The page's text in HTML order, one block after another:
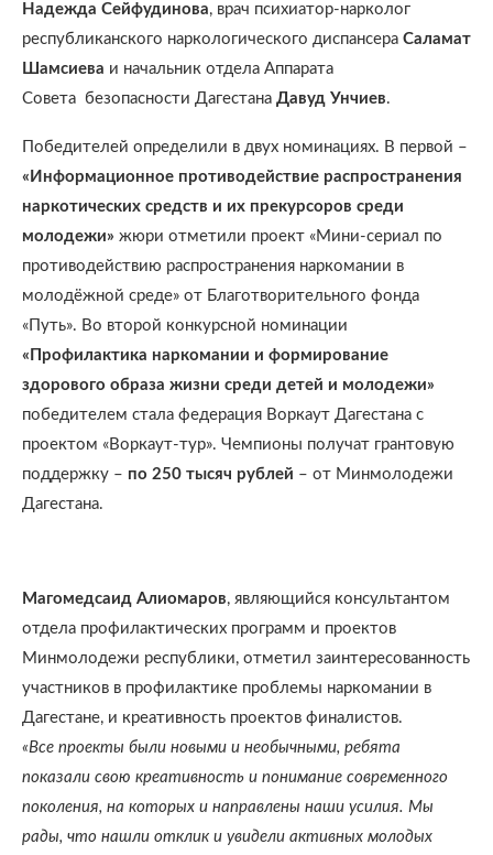
Надежда Сейфудинова, врач психиатор-нарколог
республиканского наркологического диспансера Саламат
Шамсиева и начальник отдела Аппарата
Совета безопасности Дагестана Давуд Унчиев.
Победителей определили в двух номинациях. В первой –
«Информационное противодействие распространения
наркотических средств и их прекурсоров среди
молодежи» жюри отметили проект «Мини-сериал по
противодействию распространения наркомании в
молодёжной среде» от Благотворительного фонда
«Путь». Во второй конкурсной номинации
«Профилактика наркомании и формирование
здорового образа жизни среди детей и молодежи»
победителем стала федерация Воркаут Дагестана с
проектом «Воркаут-тур». Чемпионы получат грантовую
поддержку – по 250 тысяч рублей – от Минмолодежи
Дагестана.
Магомедсаид Алиомаров, являющийся консультантом
отдела профилактических программ и проектов
Минмолодежи республики, отметил заинтересованность
участников в профилактике проблемы наркомании в
Дагестане, и креативность проектов финалистов.
«Все проекты были новыми и необычными, ребята
показали свою креативность и понимание современного
поколения, на которых и направлены наши усилия. Мы
рады, что нашли отклик и увидели активных молодых